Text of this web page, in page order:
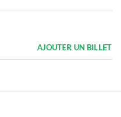
AJOUTER UN BILLET